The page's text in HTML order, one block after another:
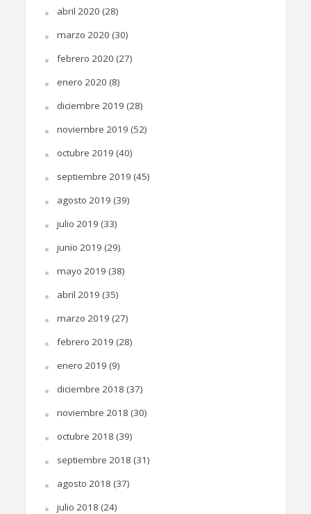
abril 2020 (28)
marzo 2020 (30)
febrero 2020 (27)
enero 2020 (8)
diciembre 2019 (28)
noviembre 2019 (52)
octubre 2019 (40)
septiembre 2019 (45)
agosto 2019 (39)
julio 2019 (33)
junio 2019 (29)
mayo 2019 (38)
abril 2019 (35)
marzo 2019 (27)
febrero 2019 (28)
enero 2019 (9)
diciembre 2018 (37)
noviembre 2018 (30)
octubre 2018 (39)
septiembre 2018 (31)
agosto 2018 (37)
julio 2018 (24)